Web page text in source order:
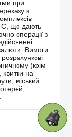
при
з
що дають
операції з
Вимоги
(крім
квитки на
міський